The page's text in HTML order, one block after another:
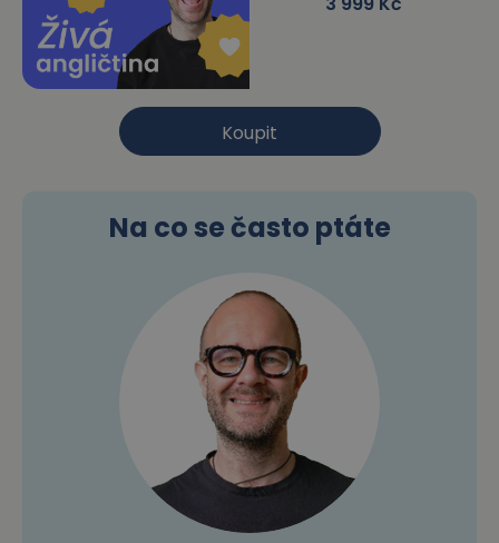
Koupit
Na co se často ptáte